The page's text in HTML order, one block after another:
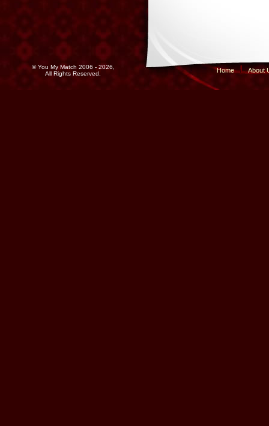
© You My Match 2006 - 2026,
All Rights Reserved.
Home About